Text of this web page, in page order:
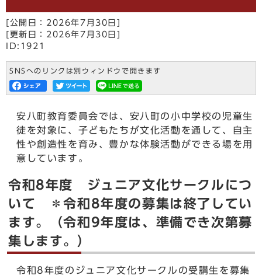
[公開日：2026年7月30日]
[更新日：2026年7月30日]
ID:1921
SNSへのリンクは別ウィンドウで開きます
安八町教育委員会では、安八町の小中学校の児童生
徒を対象に、子どもたちが文化活動を通して、自主
性や創造性を育み、豊かな体験活動ができる場を用
意しています。
令和8年度 ジュニア文化サークルにつ
いて ＊令和8年度の募集は終了してい
ます。（令和9年度は、準備でき次第募
集します。）
令和8年度のジュニア文化サークルの受講生を募集